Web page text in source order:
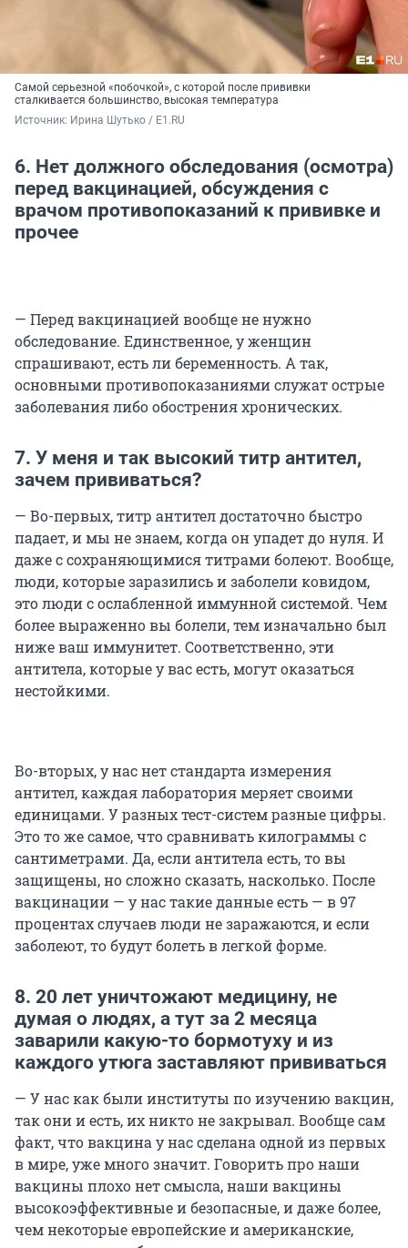
Самой серьезной «побочкой», с которой после прививки
сталкивается большинство, высокая температура
Источник: Ирина Шутько / E1.RU
6. Нет должного обследования (осмотра)
перед вакцинацией, обсуждения с
врачом противопоказаний к прививке и
прочее
— Перед вакцинацией вообще не нужно
обследование. Единственное, у женщин
спрашивают, есть ли беременность. А так,
основными противопоказаниями служат острые
заболевания либо обострения хронических.
7. У меня и так высокий титр антител,
зачем прививаться?
— Во-первых, титр антител достаточно быстро
падает, и мы не знаем, когда он упадет до нуля. И
даже с сохраняющимися титрами болеют. Вообще,
люди, которые заразились и заболели ковидом,
это люди с ослабленной иммунной системой. Чем
более выраженно вы болели, тем изначально был
ниже ваш иммунитет. Соответственно, эти
антитела, которые у вас есть, могут оказаться
нестойкими.
Во-вторых, у нас нет стандарта измерения
антител, каждая лаборатория меряет своими
единицами. У разных тест-систем разные цифры.
Это то же самое, что сравнивать килограммы с
сантиметрами. Да, если антитела есть, то вы
защищены, но сложно сказать, насколько. После
вакцинации — у нас такие данные есть — в 97
процентах случаев люди не заражаются, и если
заболеют, то будут болеть в легкой форме.
8. 20 лет уничтожают медицину, не
думая о людях, а тут за 2 месяца
заварили какую-то бормотуху и из
каждого утюга заставляют прививаться
— У нас как были институты по изучению вакцин,
так они и есть, их никто не закрывал. Вообще сам
факт, что вакцина у нас сделана одной из первых
в мире, уже много значит. Говорить про наши
вакцины плохо нет смысла, наши вакцины
высокоэффективные и безопасные, и даже более,
чем некоторые европейские и американские,